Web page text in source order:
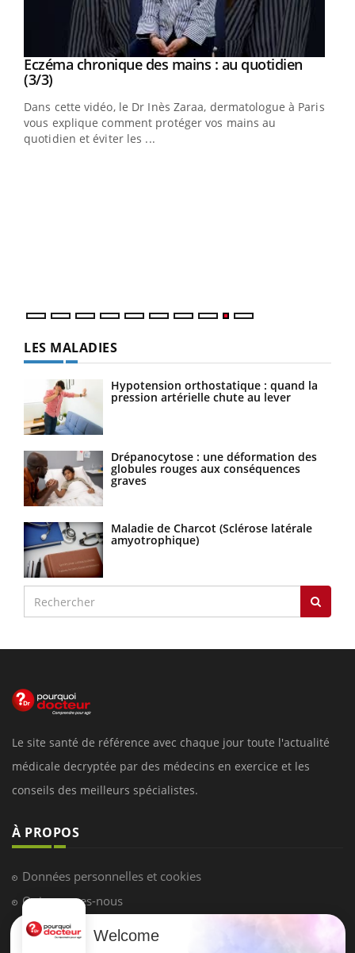
Youtube
Youtube
Eczéma chronique des mains : au quotidien
(3/3)Youtube
Dans cette vidéo, le Dr Inès Zaraa, dermatologue à Paris,
vous explique comment protéger vos mains au
quotidien et éviter les ...
LES MALADIES
Hypotension orthostatique : quand la
pression artérielle chute au lever
Drépanocytose : une déformation des
globules rouges aux conséquences
graves
Maladie de Charcot (Sclérose latérale
amyotrophique)
Le site santé de référence avec chaque jour toute l'actualité
médicale decryptée par des médecins en exercice et les
conseils des meilleurs spécialistes.
À PROPOS
Données personnelles et cookies
Qui sommes-nous
Conditions d'utilisation
Welcome